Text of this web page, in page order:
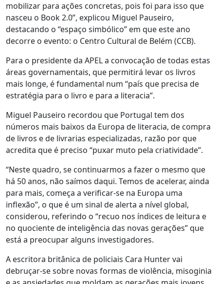
mobilizar para ações concretas, pois foi para isso que
nasceu o Book 2.0”, explicou Miguel Pauseiro,
destacando o “espaço simbólico” em que este ano
decorre o evento: o Centro Cultural de Belém (CCB).
Para o presidente da APEL a convocação de todas estas
áreas governamentais, que permitirá levar os livros
mais longe, é fundamental num “país que precisa de
estratégia para o livro e para a literacia”.
Miguel Pauseiro recordou que Portugal tem dos
números mais baixos da Europa de literacia, de compra
de livros e de livrarias especializadas, razão por que
acredita que é preciso “puxar muto pela criatividade”.
“Neste quadro, se continuarmos a fazer o mesmo que
há 50 anos, não saímos daqui. Temos de acelerar, ainda
para mais, começa a verificar-se na Europa uma
inflexão”, o que é um sinal de alerta a nível global,
considerou, referindo o “recuo nos índices de leitura e
no quociente de inteligência das novas gerações” que
está a preocupar alguns investigadores.
A escritora britânica de policiais Cara Hunter vai
debruçar-se sobre novas formas de violência, misoginia